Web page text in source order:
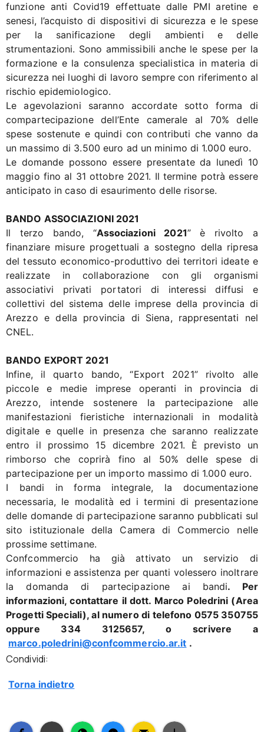
funzione anti Covid19 effettuate dalle PMI aretine e
senesi, l’acquisto di dispositivi di sicurezza e le spese
per la sanificazione degli ambienti e delle
strumentazioni. Sono ammissibili anche le spese per la
formazione e la consulenza specialistica in materia di
sicurezza nei luoghi di lavoro sempre con riferimento al
rischio epidemiologico.
Le agevolazioni saranno accordate sotto forma di
compartecipazione dell’Ente camerale al 70% delle
spese sostenute e quindi con contributi che vanno da
un massimo di 3.500 euro ad un minimo di 1.000 euro.
Le domande possono essere presentate da lunedì 10
maggio fino al 31 ottobre 2021. Il termine potrà essere
anticipato in caso di esaurimento delle risorse.
BANDO ASSOCIAZIONI 2021
Il terzo bando, “Associazioni 2021” è rivolto a
finanziare misure progettuali a sostegno della ripresa
del tessuto economico-produttivo dei territori ideate e
realizzate in collaborazione con gli organismi
associativi privati portatori di interessi diffusi e
collettivi del sistema delle imprese della provincia di
Arezzo e della provincia di Siena, rappresentati nel
CNEL.
BANDO EXPORT 2021
Infine, il quarto bando, “Export 2021” rivolto alle
piccole e medie imprese operanti in provincia di
Arezzo, intende sostenere la partecipazione alle
manifestazioni fieristiche internazionali in modalità
digitale e quelle in presenza che saranno realizzate
entro il prossimo 15 dicembre 2021. È previsto un
rimborso che coprirà fino al 50% delle spese di
partecipazione per un importo massimo di 1.000 euro.
I bandi in forma integrale, la documentazione
necessaria, le modalità ed i termini di presentazione
delle domande di partecipazione saranno pubblicati sul
sito istituzionale della Camera di Commercio nelle
prossime settimane.
Confcommercio ha già attivato un servizio di
informazioni e assistenza per quanti volessero inoltrare
la domanda di partecipazione ai bandi. Per
informazioni, contattare il dott. Marco Poledrini (Area
Progetti Speciali), al numero di telefono 0575 350755
oppure 334 3125657, o scrivere a
marco.poledrini@confcommercio.ar.it .
Condividi:
Torna indietro